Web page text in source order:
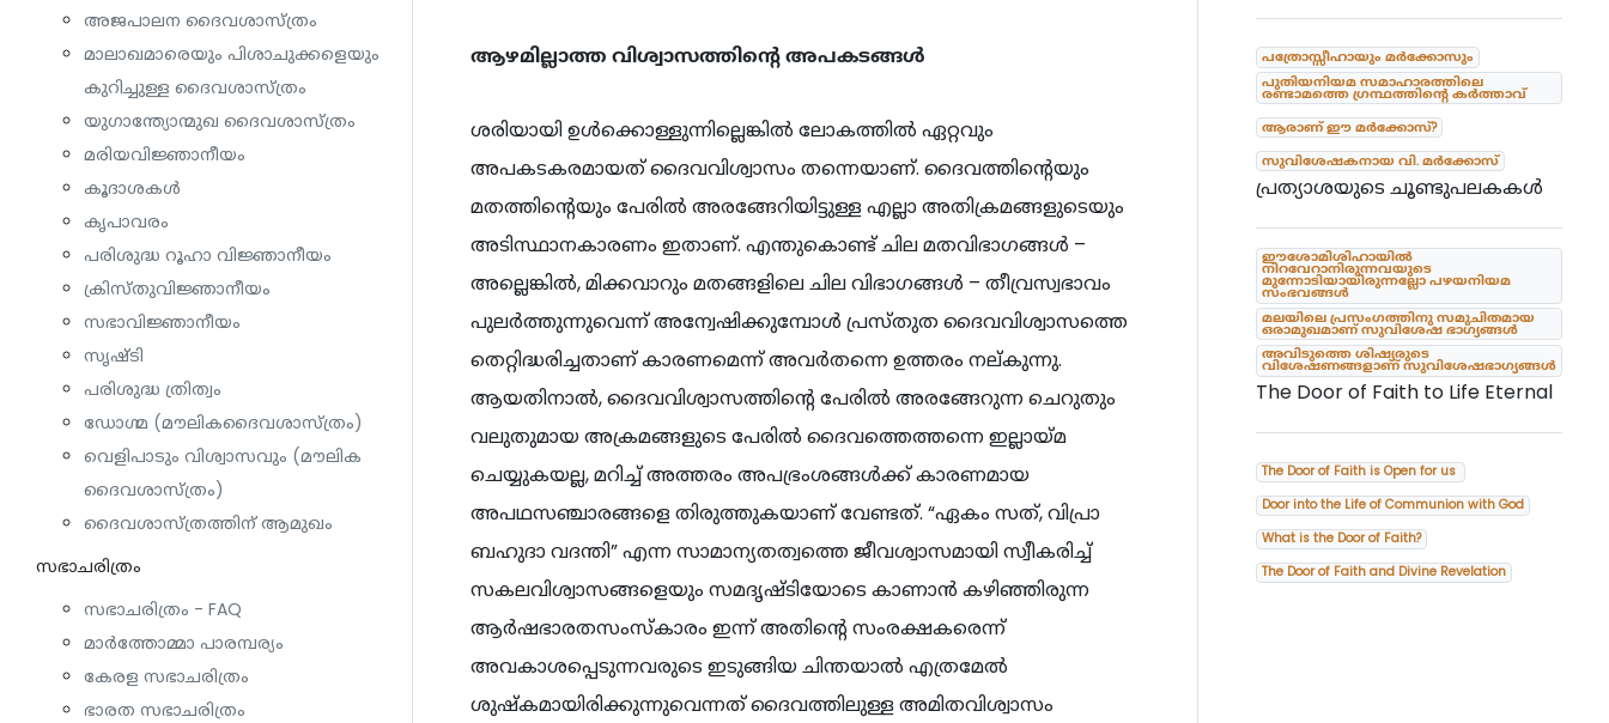
അജപാലന ദൈവശാസ്ത്രം
മാലാഖമാരെയും പിശാചുക്കളെയും
കുറിച്ചുള്ള ദൈവശാസ്ത്രം
യുഗാന്ത്യോന്മുഖ ദൈവശാസ്ത്രം
മരിയവിജ്ഞാനീയം
കൂദാശകൾ
കൃപാവരം
പരിശുദ്ധ റൂഹാ വിജ്ഞാനീയം
ക്രിസ്തുവിജ്ഞാനീയം
സഭാവിജ്ഞാനീയം
സൃഷ്ടി
പരിശുദ്ധ ത്രിത്വം
ഡോഗ്മ (മൗലികദൈവശാസ്ത്രം)
വെളിപാടും വിശ്വാസവും (മൗലിക
ദൈവശാസ്ത്രം)
ദൈവശാസ്ത്രത്തിന് ആമുഖം
സഭാചരിത്രം
സഭാചരിത്രം - FAQ
മാർത്തോമ്മാ പാരമ്പര്യം
കേരള സഭാചരിത്രം
ഭാരത സഭാചരിത്രം
ആഴമില്ലാത്ത വിശ്വാസത്തിൻ്റെ അപകടങ്ങള്‍
ശരിയായി ഉള്‍ക്കൊള്ളുന്നില്ലെങ്കില്‍ ലോകത്തില്‍ ഏറ്റവും
അപകടകരമായത് ദൈവവിശ്വാസം തന്നെയാണ്. ദൈവത്തിൻ്റെയും
മതത്തിൻ്റെയും പേരില്‍ അരങ്ങേറിയിട്ടുള്ള എല്ലാ അതിക്രമങ്ങളുടെയും
അടിസ്ഥാനകാരണം ഇതാണ്. എന്തുകൊണ്ട് ചില മതവിഭാഗങ്ങള്‍‍ –
അല്ലെങ്കില്‍, മിക്കവാറും മതങ്ങളിലെ ചില വിഭാഗങ്ങള്‍ – തീവ്രസ്വഭാവം
പുലര്‍ത്തുന്നുവെന്ന് അന്വേഷിക്കുമ്പോള്‍ പ്രസ്തുത ദൈവവിശ്വാസത്തെ
തെറ്റിദ്ധരിച്ചതാണ് കാരണമെന്ന് അവര്‍തന്നെ ഉത്തരം നല്കുന്നു.
ആയതിനാല്‍, ദൈവവിശ്വാസത്തിന്റെ പേരില്‍ അരങ്ങേറുന്ന ചെറുതും
വലുതുമായ അക്രമങ്ങളുടെ പേരില്‍ ദൈവത്തെത്തന്നെ ഇല്ലായ്മ
ചെയ്യുകയല്ല, മറിച്ച് അത്തരം അപഭ്രംശങ്ങള്‍ക്ക് കാരണമായ
അപഥസഞ്ചാരങ്ങളെ തിരുത്തുകയാണ് വേണ്ടത്. “ഏകം സത്, വിപ്രാ
ബഹുദാ വദന്തി” എന്ന സാമാന്യതത്വത്തെ ജീവശ്വാസമായി സ്വീകരിച്ച്
സകലവിശ്വാസങ്ങളെയും സമദൃഷ്ടിയോടെ കാണാന്‍ കഴിഞ്ഞിരുന്ന
ആര്‍ഷഭാരതസംസ്കാരം ഇന്ന് അതിൻ്റെ സംരക്ഷകരെന്ന്
അവകാശപ്പെടുന്നവരുടെ ഇടുങ്ങിയ ചിന്തയാല്‍ എത്രമേല്‍
ശുഷ്കമായിരിക്കുന്നുവെന്നത് ദൈവത്തിലുള്ള അമിതവിശ്വാസം
പത്രോസ്സീഹായും മർക്കോസും
പുതിയനിയമ സമാഹാരത്തിലെ
രണ്ടാമത്തെ ഗ്രന്ഥത്തിന്റെ കർത്താവ്
ആരാണ് ഈ മർക്കോസ്?
സുവിശേഷകനായ വി. മർക്കോസ്
പ്രത്യാശയുടെ ചൂണ്ടുപലകകൾ
ഈശോമിശിഹായിൽ
നിറവേറാനിരുന്നവയുടെ
മുന്നോടിയായിരുന്നല്ലോ പഴയനിയമ
സംഭവങ്ങൾ
മലയിലെ പ്രസംഗത്തിനു സമുചിതമായ
ഒരാമുഖമാണ് സുവിശേഷ ഭാഗ്യങ്ങൾ
അവിടുത്തെ ശിഷ്യരുടെ
വിശേഷണങ്ങളാണ് സുവിശേഷഭാഗ്യങ്ങൾ
The Door of Faith to Life Eternal
The Door of Faith is Open for us
Door into the Life of Communion with God
What is the Door of Faith?
The Door of Faith and Divine Revelation